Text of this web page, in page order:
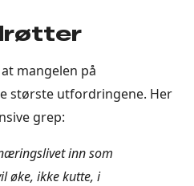
mangelen på
største utfordringene. Her
grep:
inn som
øke, ikke kutte, i